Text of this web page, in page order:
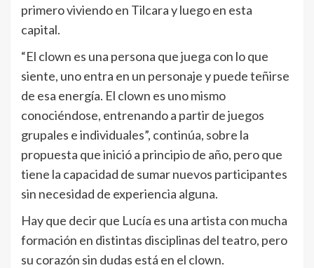
primero viviendo en Tilcara y luego en esta
capital.
“El clown es una persona que juega con lo que
siente, uno entra en un personaje y puede teñirse
de esa energía. El clown es uno mismo
conociéndose, entrenando a partir de juegos
grupales e individuales”, continúa, sobre la
propuesta que inició a principio de año, pero que
tiene la capacidad de sumar nuevos participantes
sin necesidad de experiencia alguna.
Hay que decir que Lucía es una artista con mucha
formación en distintas disciplinas del teatro, pero
su corazón sin dudas está en el clown.